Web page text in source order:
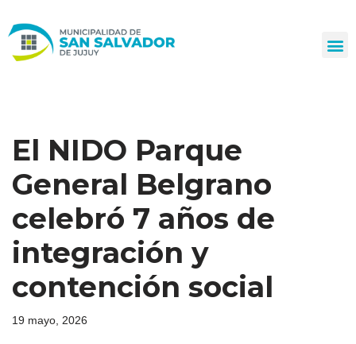
al
El NIDO Parque
General Belgrano
celebró 7 años de
integración y
contención social
19 mayo, 2026